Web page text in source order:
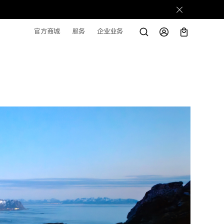
官方商城 服务 企业业务